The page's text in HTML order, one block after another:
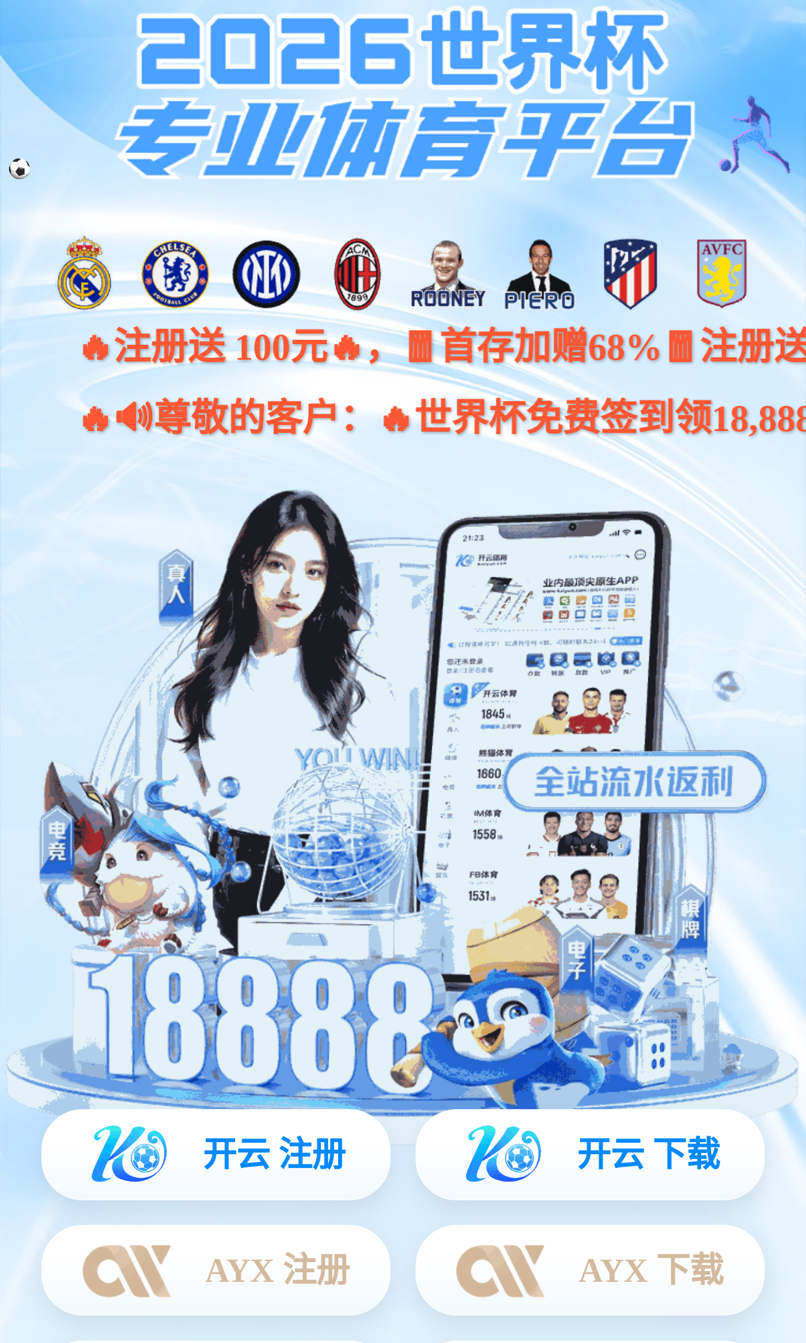
册送 100元🔥，🧧首存加赠68%🧧注册送 100
尊敬的客户：🔥世界杯免费签到领18,888元大
开云 注册 开云 下载
AYX 注册 AYX 下载